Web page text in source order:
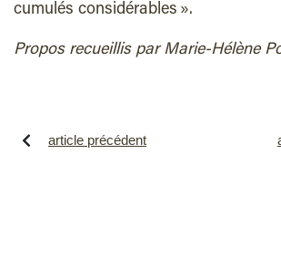
cumulés considérables ».
Propos recueillis par Marie-Hélène
article précédent